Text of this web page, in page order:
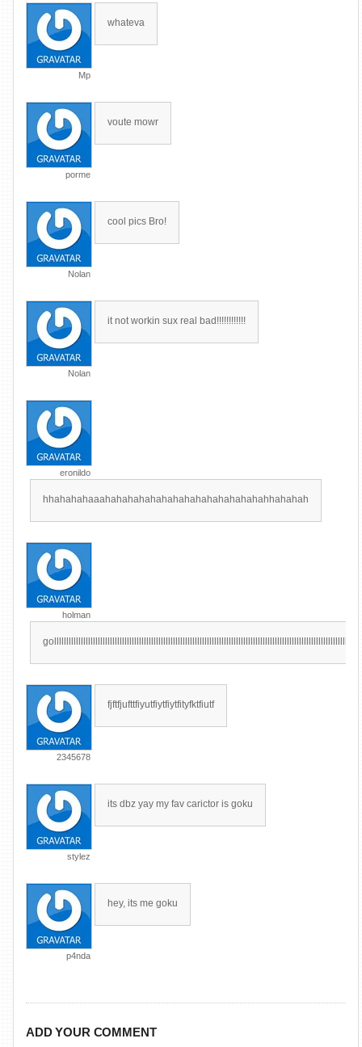
Mp
whateva
porme
voute mowr
Nolan
cool pics Bro!
Nolan
it not workin sux real bad!!!!!!!!!!!!
eronildo
hhahahahaaahahahahahahahahahahahahahahahhahahah
holman
2345678
fjftfjufttfiyutfiytfiytfityfktfiutf
stylez
its dbz yay my fav carictor is goku
p4nda
hey, its me goku
ADD YOUR COMMENT